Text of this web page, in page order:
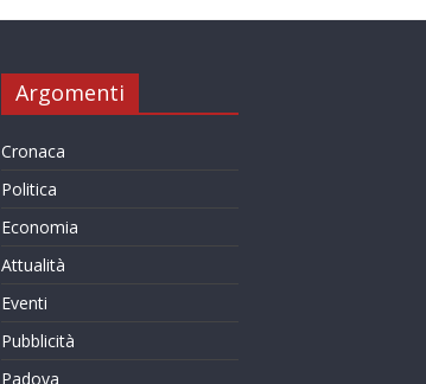
Argomenti
Cronaca
Politica
Economia
Attualità
Eventi
Pubblicità
Padova